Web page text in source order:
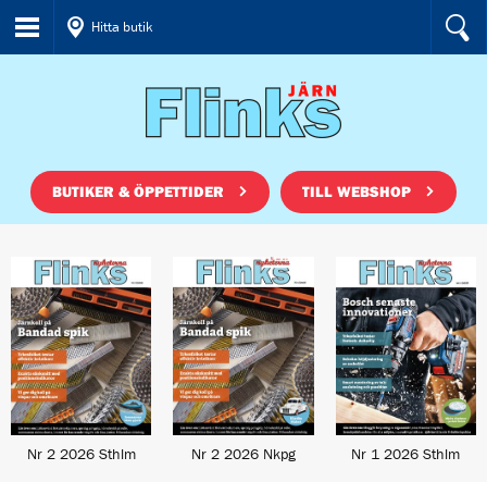
Hitta butik
BUTIKER & ÖPPETTIDER TILL WEBSHOP
Nr 2 2026 Sthlm Nr 2 2026 Nkpg Nr 1 2026 Sthlm